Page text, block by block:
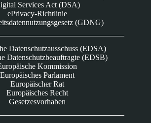
Services Act (DSA)
ePrivacy-Richtlinie
(GDNG)
Datenschutzausschuss (EDSA)
Datenschutzbeauftragte (EDSB)
Kommission
Europäisches Parlament
Europäischer Rat
Europäisches Recht
Gesetzesvorhaben